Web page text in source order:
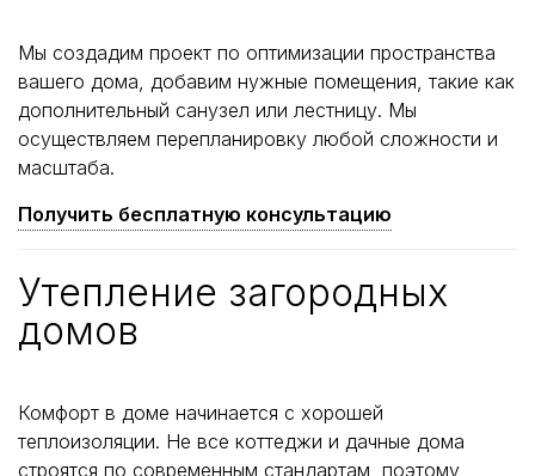
Мы создадим проект по оптимизации пространства
вашего дома, добавим нужные помещения, такие как
дополнительный санузел или лестницу. Мы
осуществляем перепланировку любой сложности и
масштаба.
Получить бесплатную консультацию
Утепление загородных
домов
Комфорт в доме начинается с хорошей
теплоизоляции. Не все коттеджи и дачные дома
строятся по современным стандартам, поэтому